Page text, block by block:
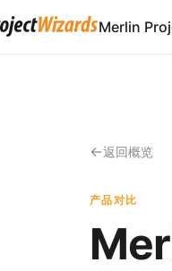
Merlin
返回概览
产品对比